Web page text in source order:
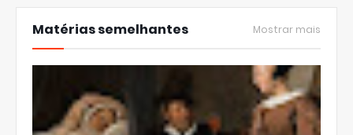
Matérias semelhantes Mostrar mais